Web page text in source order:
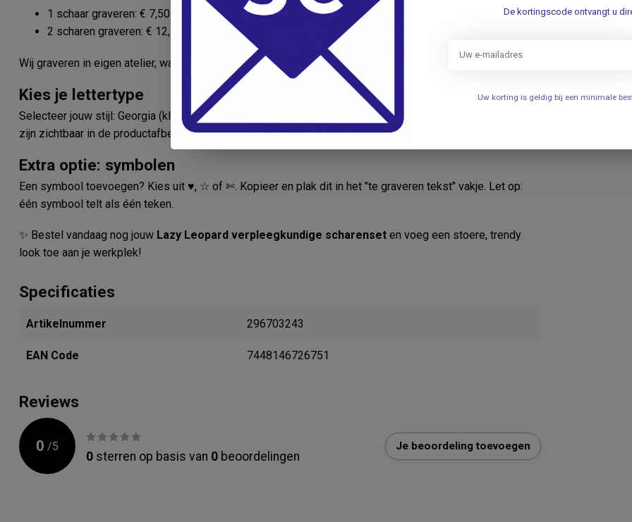
1 schaar graveren: € 7,50
2 scharen graveren: € 12,50
Wij graveren in eigen atelier, waardoor je bestelling altijd snel geleverd wordt.
Kies je lettertype
Selecteer jouw stijl: Georgia (klassiek), Calibri Light (modern) of Edwardian Script (sierlijk). Voorbeelden
zijn zichtbaar in de productafbeeldingen.
Extra optie: symbolen
Een symbool toevoegen? Kies uit ♥, ☆ of ✄. Kopieer en plak dit in het "te graveren tekst" vakje. Let op:
één symbool telt als één teken.
✨ Bestel vandaag nog jouw Lazy Leopard verpleegkundige scharenset en voeg een stoere, trendy
look toe aan je werkplek!
Specificaties
Artikelnummer 296703243
EAN Code 7448146726751
Reviews
0 /5
0 sterren op basis van 0 beoordelingen
Je beoordeling toevoegen
.
De kortingscode ontvangt u
Uw korting is geldig bij een minimale